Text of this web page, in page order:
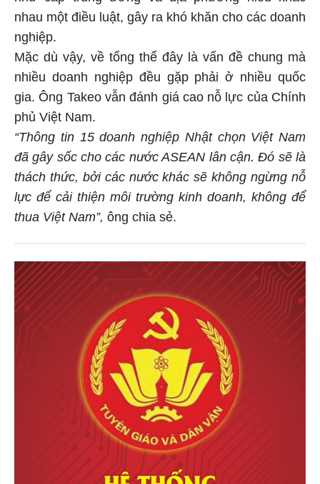
nhau một điều luật, gây ra khó khăn cho các doanh
nghiệp.
Mặc dù vậy, về tổng thể đây là vấn đề chung mà
nhiều doanh nghiệp đều gặp phải ở nhiều quốc
gia. Ông Takeo vẫn đánh giá cao nỗ lực của Chính
phủ Việt Nam.
“Thông tin 15 doanh nghiệp Nhật chọn Việt Nam
đã gây sốc cho các nước ASEAN lân cận. Đó sẽ là
thách thức, bởi các nước khác sẽ không ngừng nỗ
lực để cải thiện môi trường kinh doanh, không để
thua Việt Nam”, ông chia sẻ.